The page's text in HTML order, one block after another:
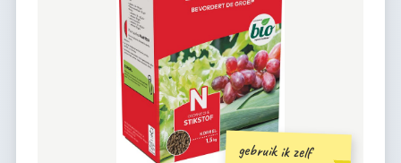
gebruik ik zelf